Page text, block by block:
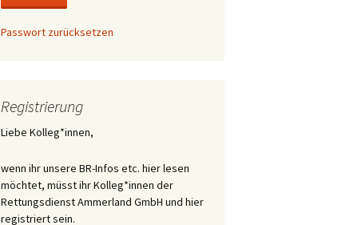
Passwort zurücksetzen
Registrierung
Liebe Kolleg*innen,
wenn ihr unsere BR-Infos etc. hier lesen
möchtet, müsst ihr Kolleg*innen der
Rettungsdienst Ammerland GmbH und hier
registriert sein.